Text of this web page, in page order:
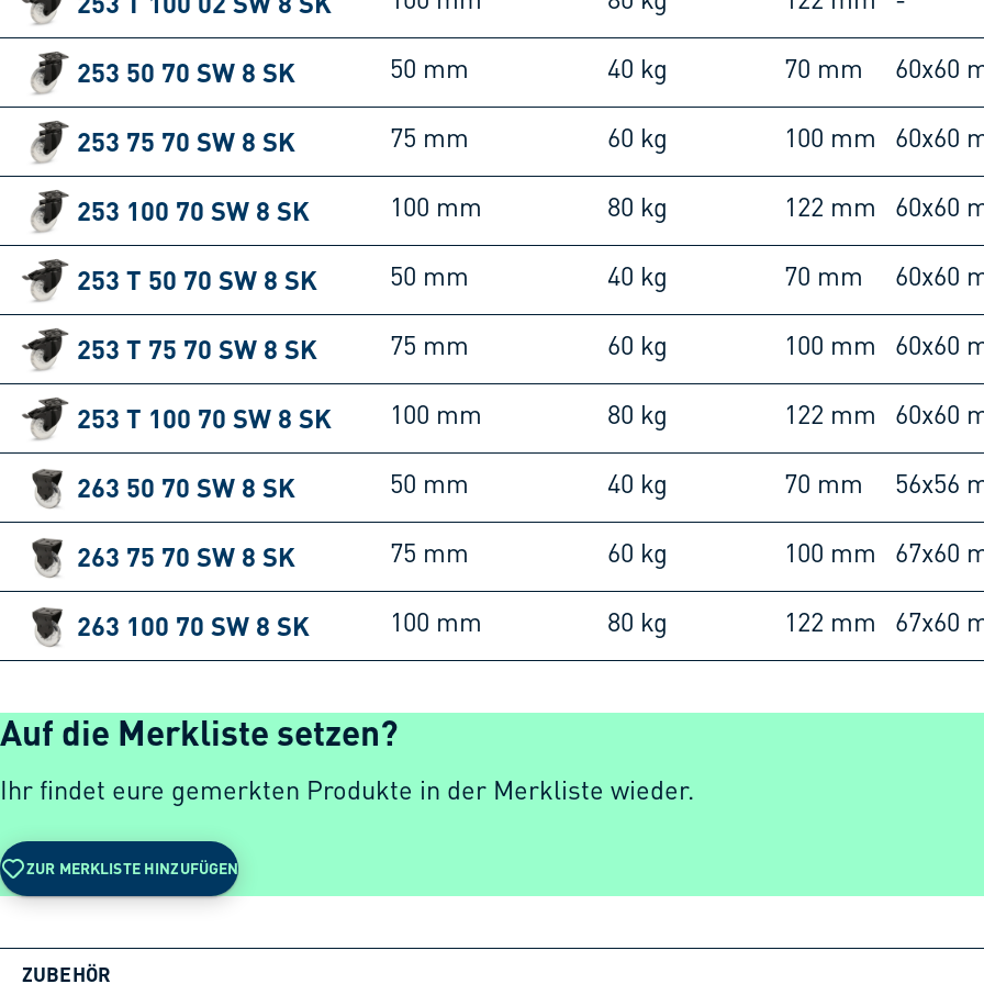
253 50 70 SW 8 SK 50 mm 40 kg 70 mm 60x60
253 75 70 SW 8 SK 75 mm 60 kg 100 mm 60x60
253 100 70 SW 8 SK 100 mm 80 kg 122 mm 60x60
253 T 50 70 SW 8 SK 50 mm 40 kg 70 mm 60x60
253 T 75 70 SW 8 SK 75 mm 60 kg 100 mm 60x60
253 T 100 70 SW 8 SK 100 mm 80 kg 122 mm 60x60
263 50 70 SW 8 SK 50 mm 40 kg 70 mm 56x56
263 75 70 SW 8 SK 75 mm 60 kg 100 mm 67x60
263 100 70 SW 8 SK 100 mm 80 kg 122 mm 67x60
Auf die Merkliste setzen?
Ihr findet eure gemerkten Produkte in der Merkliste wieder.
ZUR MERKLISTE HINZUFÜGEN
ZUBEHÖR